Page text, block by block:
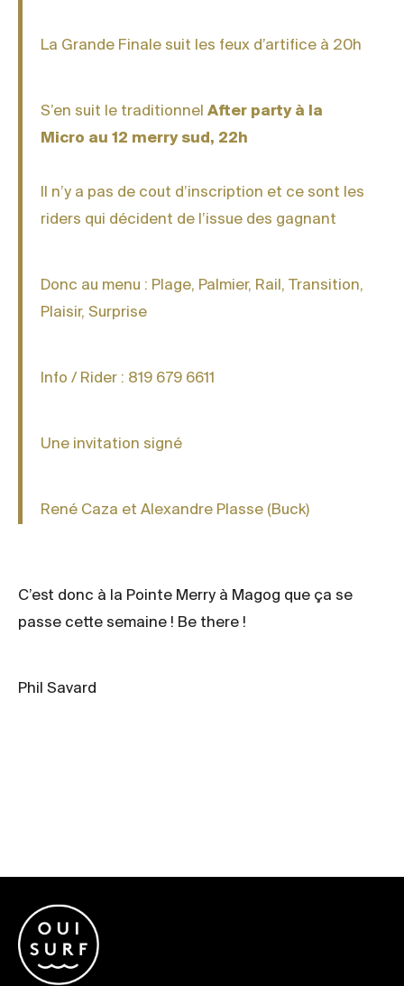
La Grande Finale suit les feux d’artifice à 20h
S’en suit le traditionnel After party à la
Micro au 12 merry sud, 22h
Il n’y a pas de cout d’inscription et ce sont les
riders qui décident de l’issue des gagnant
Donc au menu : Plage, Palmier, Rail, Transition,
Plaisir, Surprise
Info / Rider : 819 679 6611
Une invitation signé
René Caza et Alexandre Plasse (Buck)
C’est donc à la Pointe Merry à Magog que ça se
passe cette semaine ! Be there !
Phil Savard